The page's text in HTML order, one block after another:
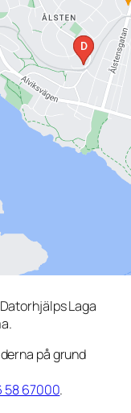
Laga
på grund
58 67000.